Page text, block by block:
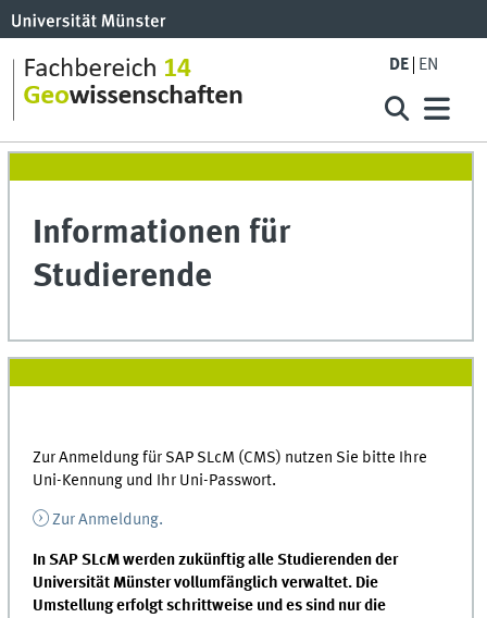
DE EN
Informationen für
Studierende
Zur Anmeldung für SAP SLcM (CMS) nutzen Sie bitte Ihre
Uni-Kennung und Ihr Uni-Passwort.
Zur Anmeldung.
In SAP SLcM werden zukünftig alle Studierenden der
Universität Münster vollumfänglich verwaltet. Die
Umstellung erfolgt schrittweise und es sind nur die